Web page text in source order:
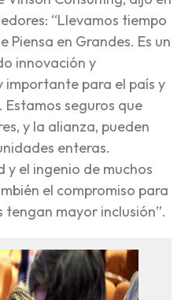
“Llevamos tiempo
en Grandes. Es un
innovación y
importante para el país y
seguros que
y la alianza, pueden
enteras.
y el ingenio de muchos
el compromiso para
tengan mayor inclusión”.